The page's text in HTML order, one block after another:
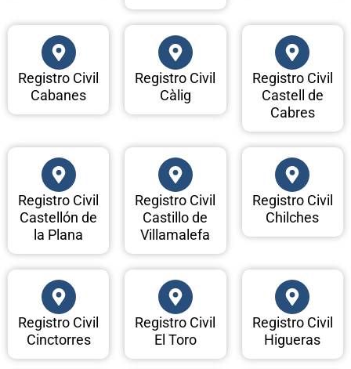
Registro Civil
Cabanes
Registro Civil
Càlig
Registro Civil
Castell de
Cabres
Registro Civil
Castellón de
la Plana
Registro Civil
Castillo de
Villamalefa
Registro Civil
Chilches
Registro Civil
Cinctorres
Registro Civil
El Toro
Registro Civil
Higueras